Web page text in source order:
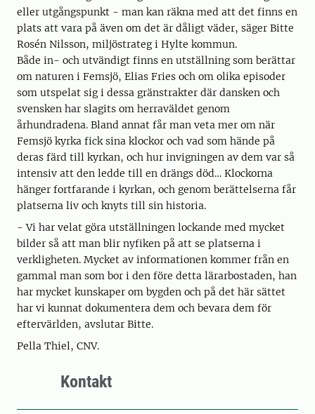
eller utgångspunkt - man kan räkna med att det finns en
plats att vara på även om det är dåligt väder, säger Bitte
Rosén Nilsson, miljöstrateg i Hylte kommun.
Både in- och utvändigt finns en utställning som berättar
om naturen i Femsjö, Elias Fries och om olika episoder
som utspelat sig i dessa gränstrakter där dansken och
svensken har slagits om herraväldet genom
århundradena. Bland annat får man veta mer om när
Femsjö kyrka fick sina klockor och vad som hände på
deras färd till kyrkan, och hur invigningen av dem var så
intensiv att den ledde till en drängs död… Klockorna
hänger fortfarande i kyrkan, och genom berättelserna får
platserna liv och knyts till sin historia.
- Vi har velat göra utställningen lockande med mycket
bilder så att man blir nyfiken på att se platserna i
verkligheten. Mycket av informationen kommer från en
gammal man som bor i den före detta lärarbostaden, han
har mycket kunskaper om bygden och på det här sättet
har vi kunnat dokumentera dem och bevara dem för
eftervärlden, avslutar Bitte.
Pella Thiel, CNV.
Kontakt